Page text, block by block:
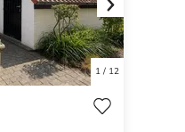
Next
1/ 12